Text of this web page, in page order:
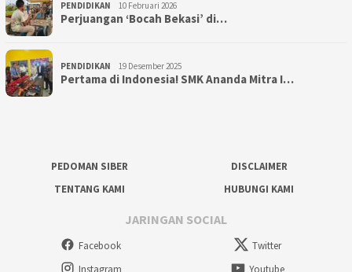
PENDIDIKAN 10 Februari 2026
Perjuangan ‘Bocah Bekasi’ di…
PENDIDIKAN 19 Desember 2025
Pertama di Indonesia! SMK Ananda Mitra I…
PEDOMAN SIBER
DISCLAIMER
TENTANG KAMI
HUBUNGI KAMI
JARINGAN SOCIAL
Facebook
Twitter
Instagram
Youtube